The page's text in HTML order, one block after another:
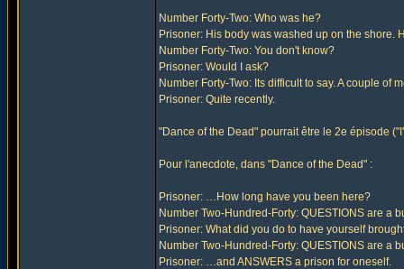
Number Forty-Two: Who was he?
Prisoner: His body was washed up on the shore.
Number Forty-Two: You don't know?
Prisoner: Would I ask?
Number Forty-Two: Its difficult to say. A couple of
Prisoner: Quite recently.
"Dance of the Dead" pourrait être le 2e épisode
Pour l'anecdote, dans "Dance of the Dead" :
Prisoner: …How long have you been here?
Number Two-Hundred-Forty: QUESTIONS are a
Prisoner: What did you do to have yourself
Number Two-Hundred-Forty: QUESTIONS are a
Prisoner: …and ANSWERS a prison for oneself.